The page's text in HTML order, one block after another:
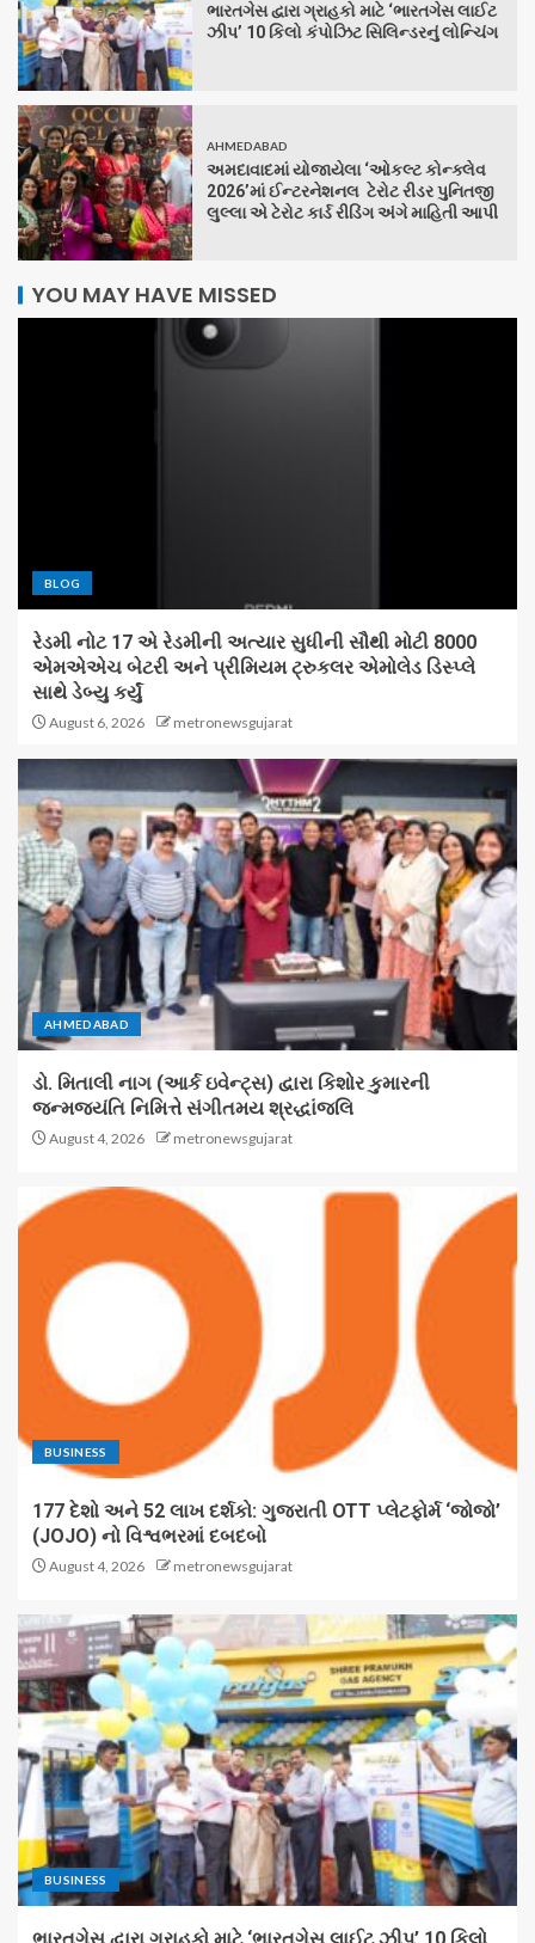
ભારતગેસ દ્વારા ગ્રાહકો માટે ‘ભારતગેસ લાઈટ
ઝીપ’ 10 કિલો કંપોઝિટ સિલિન્ડરનું લોન્ચિંગ
AHMEDABAD
અમદાવાદમાં યોજાયેલા ‘ઓકલ્ટ કોન્ક્લેવ
2026’માં ઈન્ટરનેશનલ ટેરોટ રીડર પુનિતજી
લુલ્લા એ ટેરોટ કાર્ડ રીડિંગ અંગે માહિતી આપી
YOU MAY HAVE MISSED
BLOG
રેડમી નોટ 17 એ રેડમીની અત્યાર સુધીની સૌથી મોટી 8000
એમએએચ બેટરી અને પ્રીમિયમ ટ્રુકલર એમોલેડ ડિસ્પ્લે
સાથે ડેબ્યુ કર્યું
August 6, 2026 metronewsgujarat
AHMEDABAD
ડો. મિતાલી નાગ (આર્ક ઇવેન્ટ્સ) દ્વારા કિશોર કુમારની
જન્મજયંતિ નિમિત્તે સંગીતમય શ્રદ્ધાંજલિ
August 4, 2026 metronewsgujarat
BUSINESS
177 દેશો અને 52 લાખ દર્શકો: ગુજરાતી OTT પ્લેટફોર્મ ‘જોજો’
(JOJO) નો વિશ્વભરમાં દબદબો
August 4, 2026 metronewsgujarat
BUSINESS